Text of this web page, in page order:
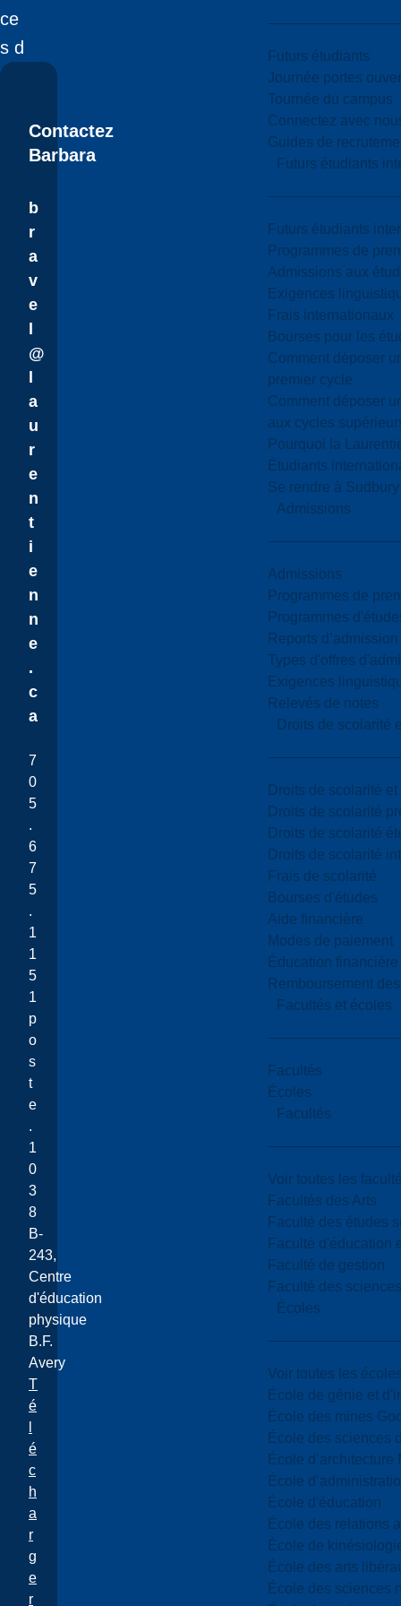
Futurs étudiants
Journée portes
Tournée du campus
Connectez avec
Guides de
Futurs étudiants
Futurs étudiants
Programmes de
Admissions aux
Exigences
Frais internationaux
Bourses pour les
Comment déposer
premier cycle
Comment déposer
aux cycles
Pourquoi la
Étudiants
Se rendre à Sudbury
Admissions
Admissions
Programmes de
Programmes
Reports d’admission
Types d'offres
Exigences
Relevés de notes
Droits de scolarité
Droits de scolarité
Droits de scolarité
Droits de scolarité
Droits de scolarité
Frais de scolarité
Bourses d'études
Aide financière
Modes de paiement
Éducation financière
Remboursement
Facultés et écoles
Facultés
Écoles
Facultés
Voir toutes les
Facultés des Arts
Faculté des études
Faculté d'éducation
Faculté de gestion
Faculté des
Écoles
Voir toutes les
École de génie et
École des mines
École des sciences
École d’architecture
École
École d'éducation
École des relations
École de
École des arts
École des sciences
ce
s d
Contactez
Barbara
b
r
a
v
e
@
a
u
r
e
n
t
i
e
n
n
e
.
c
a
7
0
5
.
6
7
5
.
1
1
5
1
p
o
s
t
e
.
1
0
3
8
B-
243,
Centre
d'éducation
physique
B.F.
Avery
T
é
é
c
h
a
r
g
e
r